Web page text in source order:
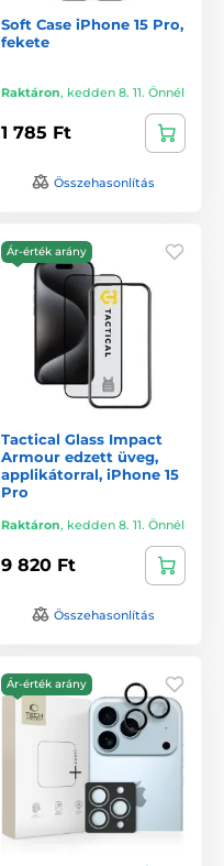
Soft Case iPhone 15 Pro,
fekete
Raktáron, kedden 8. 11. Önnél
1 785 Ft
Összehasonlítás
Ár-érték arány
Tactical Glass Impact
Armour edzett üveg,
applikátorral, iPhone 15
Pro
Raktáron, kedden 8. 11. Önnél
9 820 Ft
Összehasonlítás
Ár-érték arány